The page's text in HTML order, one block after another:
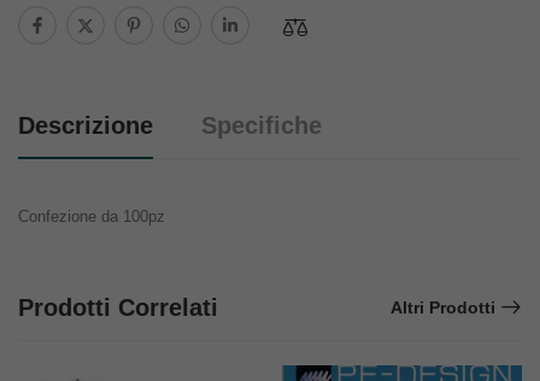
Descrizione Specifiche
Confezione da 100pz
Prodotti Correlati Altri Prodotti